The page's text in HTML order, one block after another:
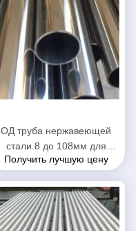
ОД труба нержавеющей
стали 8 до 108мм для
механических структуры/
Получить лучшую цену